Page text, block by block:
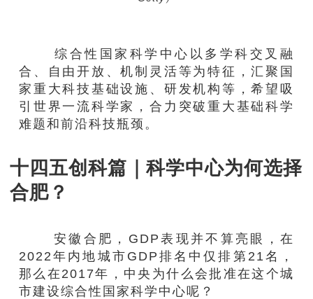
综合性国家科学中心以多学科交叉融
合、自由开放、机制灵活等为特征，汇聚国
家重大科技基础设施、研发机构等，希望吸
引世界一流科学家，合力突破重大基础科学
难题和前沿科技瓶颈。
十四五创科篇｜科学中心为何选择
合肥？
安徽合肥，GDP表现并不算亮眼，在
2022年内地城市GDP排名中仅排第21名，
那么在2017年，中央为什么会批准在这个城
市建设综合性国家科学中心呢？